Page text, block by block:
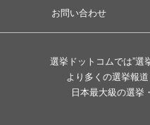
お問い合わせ
選挙ドットコムでは”選
より多くの選挙報
日本最大級の選挙